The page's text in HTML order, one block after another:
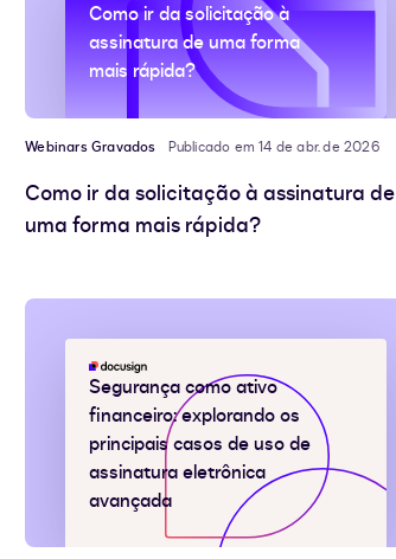
Como ir da solicitação à
assinatura de uma forma
mais rápida?
Webinars Gravados Publicado em 14 de abr. de 2026
Como ir da solicitação à assinatura de
uma forma mais rápida?
Segurança como ativo
financeiro: explorando os
principais casos de uso de
assinatura eletrônica
avançada